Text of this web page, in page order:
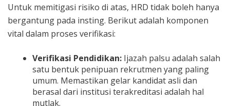
Untuk memitigasi risiko di atas, HRD tidak boleh hanya
bergantung pada insting. Berikut adalah komponen
vital dalam proses verifikasi:
Verifikasi Pendidikan: Ijazah palsu adalah salah
satu bentuk penipuan rekrutmen yang paling
umum. Memastikan gelar kandidat asli dan
berasal dari institusi terakreditasi adalah hal
mutlak.